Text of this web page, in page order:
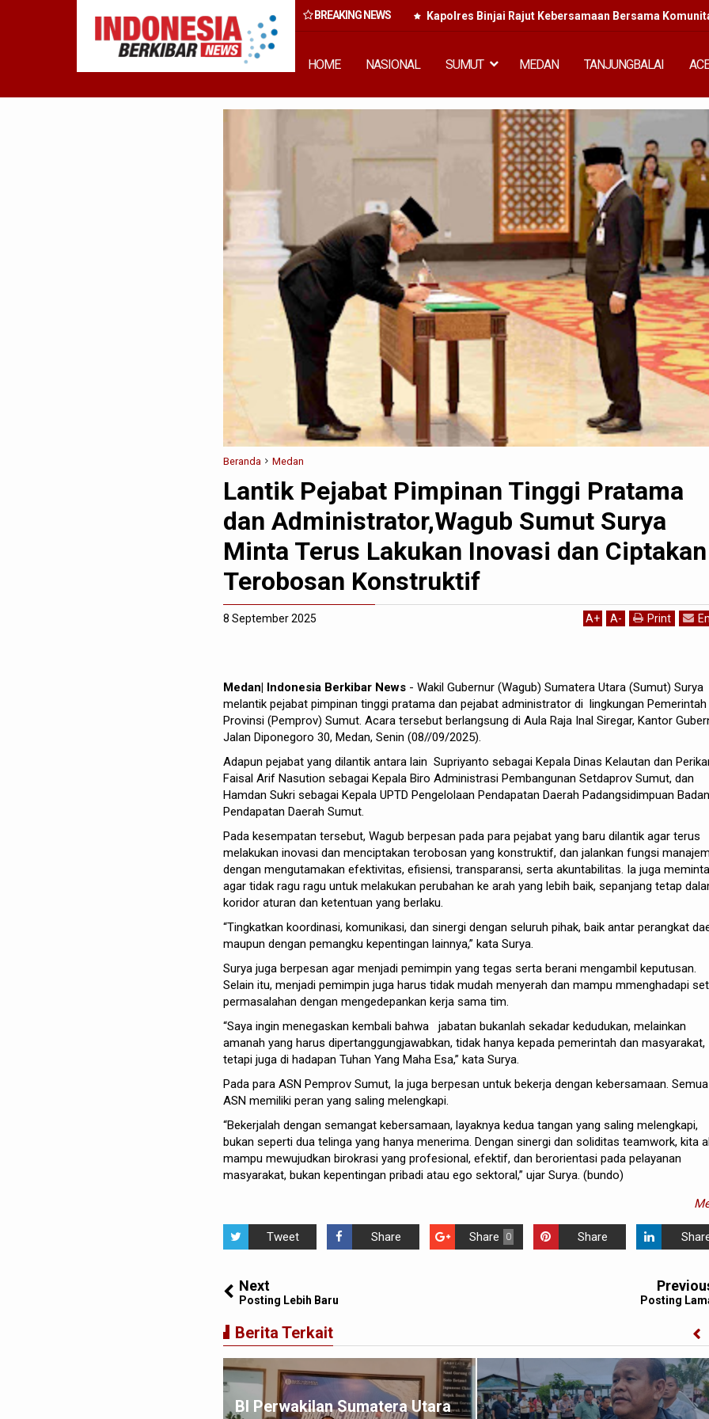
BREAKING NEWS
Rumput Laut Nias Utara dari Hulu ke Hilir Kapolres Binjai Rajut Kebersamaan Bersama
HOME NASIONAL SUMUT MEDAN TANJUNGBALAI
Beranda Medan
Lantik Pejabat Pimpinan Tinggi Pratama
dan Administrator,Wagub Sumut Surya
Minta Terus Lakukan Inovasi dan Ciptakan
Terobosan Konstruktif
8 September 2025 A+ A- Print
Medan| Indonesia Berkibar News - Wakil Gubernur (Wagub) Sumatera Utara (Sumut) Surya
melantik pejabat pimpinan tinggi pratama dan pejabat administrator di lingkungan Pemerintah
Provinsi (Pemprov) Sumut. Acara tersebut berlangsung di Aula Raja Inal Siregar, Kantor
Jalan Diponegoro 30, Medan, Senin (08//09/2025).
Adapun pejabat yang dilantik antara lain Supriyanto sebagai Kepala Dinas Kelautan dan
Faisal Arif Nasution sebagai Kepala Biro Administrasi Pembangunan Setdaprov Sumut, dan
Hamdan Sukri sebagai Kepala UPTD Pengelolaan Pendapatan Daerah Padangsidimpuan Badan
Pendapatan Daerah Sumut.
Pada kesempatan tersebut, Wagub berpesan pada para pejabat yang baru dilantik agar terus
melakukan inovasi dan menciptakan terobosan yang konstruktif, dan jalankan fungsi
dengan mengutamakan efektivitas, efisiensi, transparansi, serta akuntabilitas. Ia juga meminta
agar tidak ragu ragu untuk melakukan perubahan ke arah yang lebih baik, sepanjang tetap
koridor aturan dan ketentuan yang berlaku.
“Tingkatkan koordinasi, komunikasi, dan sinergi dengan seluruh pihak, baik antar perangkat
maupun dengan pemangku kepentingan lainnya,” kata Surya.
Surya juga berpesan agar menjadi pemimpin yang tegas serta berani mengambil keputusan.
Selain itu, menjadi pemimpin juga harus tidak mudah menyerah dan mampu mmenghadapi
permasalahan dengan mengedepankan kerja sama tim.
“Saya ingin menegaskan kembali bahwa jabatan bukanlah sekadar kedudukan, melainkan
amanah yang harus dipertanggungjawabkan, tidak hanya kepada pemerintah dan masyarakat,
tetapi juga di hadapan Tuhan Yang Maha Esa,” kata Surya.
Pada para ASN Pemprov Sumut, Ia juga berpesan untuk bekerja dengan kebersamaan. Semua
ASN memiliki peran yang saling melengkapi.
“Bekerjalah dengan semangat kebersamaan, layaknya kedua tangan yang saling melengkapi,
bukan seperti dua telinga yang hanya menerima. Dengan sinergi dan soliditas teamwork, kita
mampu mewujudkan birokrasi yang profesional, efektif, dan berorientasi pada pelayanan
masyarakat, bukan kepentingan pribadi atau ego sektoral,” ujar Surya. (bundo)
Tweet Share 0
Share Share
Next
Posting Lebih Baru Posting
Berita Terkait
BI Perwakilan Sumatera Utara